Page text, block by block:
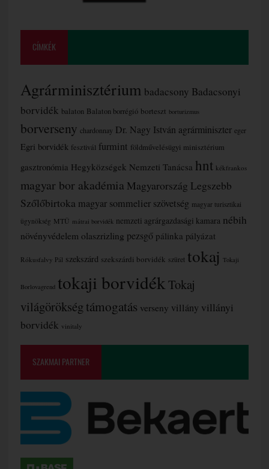
CÍMKÉK
Agrárminisztérium badacsony Badacsonyi
borvidék balaton Balaton borrégió borteszt borturizmus
borverseny chardonnay Dr. Nagy István agrárminiszter eger
Egri borvidék fesztivál furmint földművelésügyi minisztérium
gasztronómia Hegyközségek Nemzeti Tanácsa hnt kékfrankos
magyar bor akadémia Magyarország Legszebb
Szőlőbirtoka magyar sommelier szövetség magyar turisztikai
ügynökség MTÜ mátrai borvidék nemzeti agrárgazdasági kamara nébih
növényvédelem olaszrizling pezsgő pálinka pályázat
Rókusfalvy Pál szekszárd szekszárdi borvidék szüret tokaj Tokaji
Borlovagrend tokaji borvidék Tokaj
világörökségtámogatás verseny villány villányi
borvidék vinitaly
SZAKMAI PARTNER